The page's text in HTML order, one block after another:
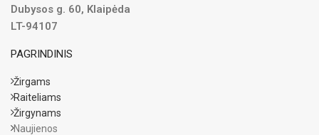
Dubysos g. 60, Klaipėda
LT-94107
PAGRINDINIS
Žirgams
Raiteliams
Žirgynams
Naujienos